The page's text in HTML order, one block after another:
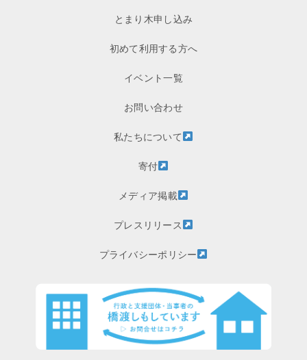
とまり木申し込み
初めて利用する方へ
イベント一覧
お問い合わせ
私たちについて
寄付
メディア掲載
プレスリリース
プライバシーポリシー